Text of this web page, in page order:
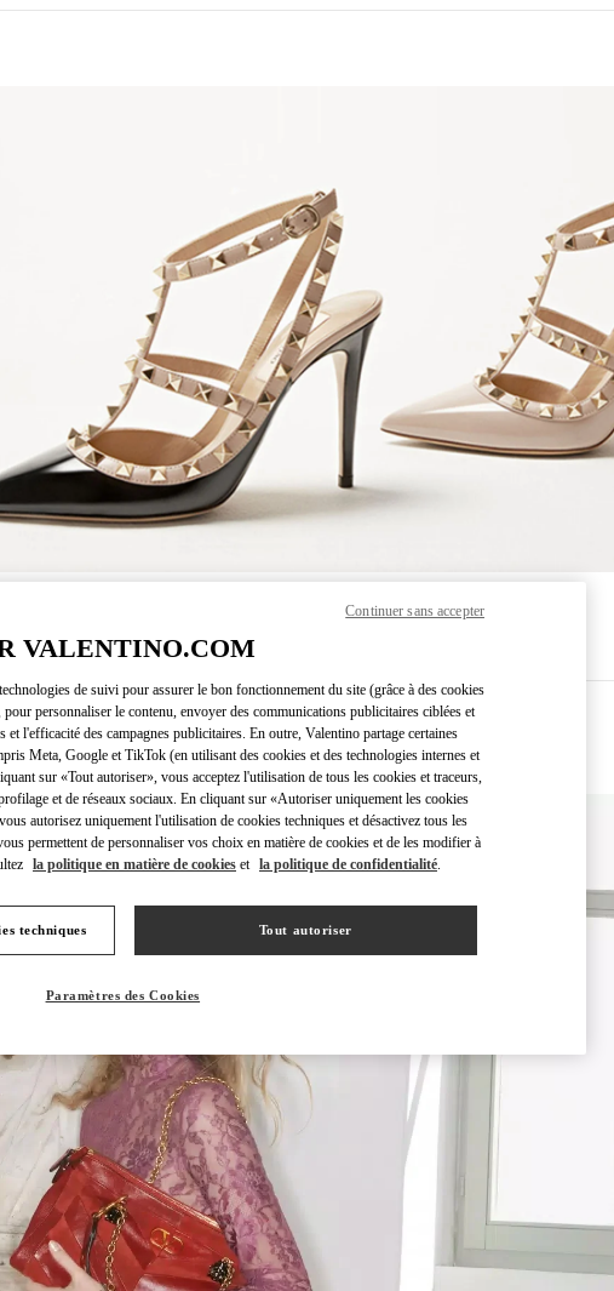
DÉCOUVRIR PLUS
Link Opens in New Tab
新着アイテム
VALENTINO.COM
de suivi pour assurer le bon fonctionnement du site (grâce à des cookies
pour personnaliser le contenu, envoyer des communications publicitaires ciblées et
et l'efficacité des campagnes publicitaires. En outre, Valentino partage certaines
Meta, Google et TikTok (en utilisant des cookies et des technologies internes et
sur «Tout autoriser», vous acceptez l'utilisation de tous les cookies et traceurs,
et de réseaux sociaux. En cliquant sur «Autoriser uniquement les cookies
autorisez uniquement l'utilisation de cookies techniques et désactivez tous les
permettent de personnaliser vos choix en matière de cookies et de les modifier à
la politique en matière de cookies et la politique de confidentialité
techniques Tout autoriser
Paramètres des Cookies
Continuer sans accepter